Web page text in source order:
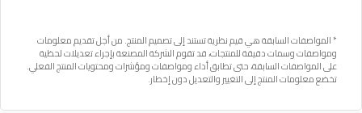
* المواصفات السابقة هي قيم نظرية تستند إلى تصميم المنتج. من أجل تقديم معلومات
ومواصفات وسمات دقيقة للمنتجات، قد تقوم الشركة المصنعة بإجراء تعديلات لحظية
على المواصفات السابقة، حتى تطابق أداء ومواصفات ومؤشرات ومحتويات المنتج الفعلي.
تخضع معلومات المنتج إلى التغيير والتعديل دون إخطار.